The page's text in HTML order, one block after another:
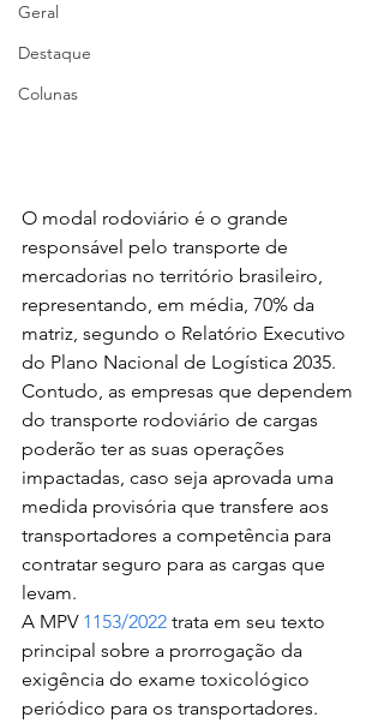
Geral
Destaque
Colunas
O modal rodoviário é o grande
responsável pelo transporte de
mercadorias no território brasileiro,
representando, em média, 70% da
matriz, segundo o Relatório Executivo
do Plano Nacional de Logística 2035.
Contudo, as empresas que dependem
do transporte rodoviário de cargas
poderão ter as suas operações
impactadas, caso seja aprovada uma
medida provisória que transfere aos
transportadores a competência para
contratar seguro para as cargas que
levam.
A MPV 1153/2022 trata em seu texto
principal sobre a prorrogação da
exigência do exame toxicológico
periódico para os transportadores.